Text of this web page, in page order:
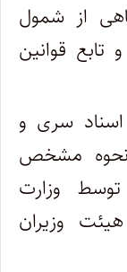
از شمول
تابع قوانین
اسناد سری و
نحوه مشخص
وزارت
وزیران